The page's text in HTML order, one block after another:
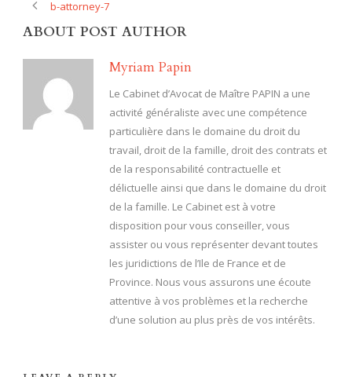
b-attorney-7
ABOUT POST AUTHOR
Myriam Papin
Le Cabinet d’Avocat de Maître PAPIN a une
activité généraliste avec une compétence
particulière dans le domaine du droit du
travail, droit de la famille, droit des contrats et
de la responsabilité contractuelle et
délictuelle ainsi que dans le domaine du droit
de la famille. Le Cabinet est à votre
disposition pour vous conseiller, vous
assister ou vous représenter devant toutes
les juridictions de l’Ile de France et de
Province. Nous vous assurons une écoute
attentive à vos problèmes et la recherche
d’une solution au plus près de vos intérêts.